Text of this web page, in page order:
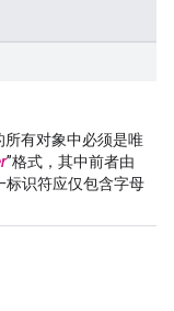
所有对象中必须是唯
”格式，其中前者由
标识符应仅包含字母